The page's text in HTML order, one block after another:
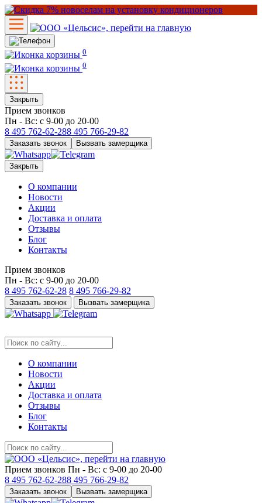
0
0
Закрыть
Прием звонков
Пн - Вс: с 9-00 до 20-00
8 495 762-62-288 495 766-29-82
Заказать звонок Вызвать замерщика
Закрыть
О компании
Новости
Акции
Доставка и оплата
Отзывы
Блог
Контакты
Прием звонков
Пн - Вс: с 9-00 до 20-00
8 495 762-62-28 8 495 766-29-82
Заказать звонок Вызвать замерщика
О компании
Новости
Акции
Доставка и оплата
Отзывы
Блог
Контакты
Прием звонков Пн - Вс: с 9-00 до 20-00
8 495 762-62-288 495 766-29-82
Заказать звонок Вызвать замерщика